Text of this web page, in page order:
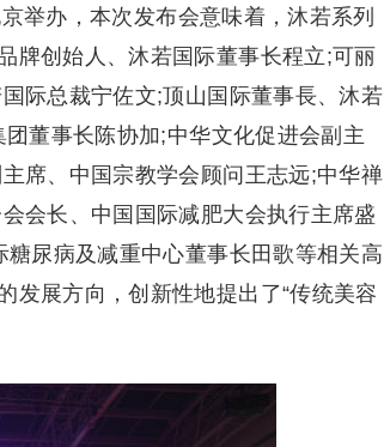
举办，本次发布会意味着，沐若系列
牌创始人、沐若国际董事长程立;可丽
际总裁宁佐文;顶山国际董事長、沐若
董事长陈协加;中华文化促进会副主
席、中国宗教学会顾问王志远;中华禅
会长、中国国际减肥大会执行主席盛
尿病及减重中心董事长田歌等相关高
发展方向，创新性地提出了“传统美容